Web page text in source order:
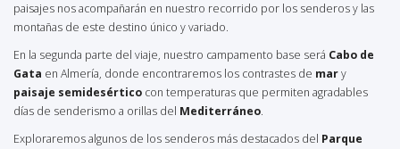
paisajes nos acompañarán en nuestro recorrido por los senderos y las
montañas de este destino único y variado.
En la segunda parte del viaje, nuestro campamento base será Cabo de
Gata en Almería, donde encontraremos los contrastes de mary
paisaje semidesértico con temperaturas que permiten agradables
días de senderismo a orillas del Mediterráneo.
Exploraremos algunos de los senderos más destacados del Parque